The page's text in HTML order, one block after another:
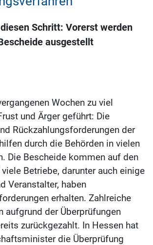
Schritt: Vorerst werden
ausgestellt
Wochen zu viel
und Ärger geführt: Die
Rückzahlungsforderungen der
durch die Behörden in vielen
Die Bescheide kommen auf den
Betriebe, darunter auch einige
Veranstalter, haben
erhalten. Zahlreiche
aufgrund der Überprüfungen
zurückgezahlt. In Hessen hat
die Überprüfung